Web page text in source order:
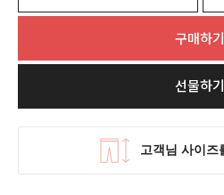
구매하기
선물하기